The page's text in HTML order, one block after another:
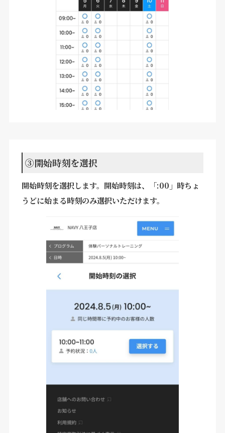
③開始時刻を選択
開始時刻を選択します。開始時刻は、「:00」時ちょ
うどに始まる時刻のみ選択いただけます。